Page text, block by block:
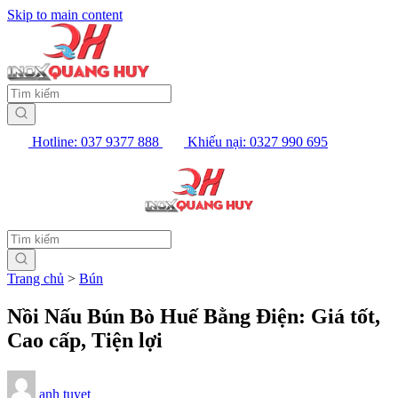
Skip to main content
Hotline: 037 9377 888 Khiếu nại: 0327 990 695
Trang chủ > Bún
Nồi Nấu Bún Bò Huế Bằng Điện: Giá tốt,
Cao cấp, Tiện lợi
anh tuyet